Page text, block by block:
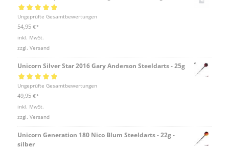
Bewertet mit
5.00von 5
Ungeprüfte Gesamtbewertungen
54,95 €*
inkl. MwSt.
zzgl. Versand
Unicorn Silver Star 2016 Gary Anderson Steeldarts - 25g
Bewertet mit
5.00von 5
Ungeprüfte Gesamtbewertungen
49,95 €*
inkl. MwSt.
zzgl. Versand
Unicorn Generation 180 Nico Blum Steeldarts - 22g -
silber